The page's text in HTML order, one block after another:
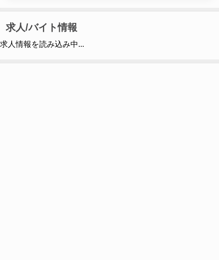
求人/バイト情報
求人情報を読み込み中...